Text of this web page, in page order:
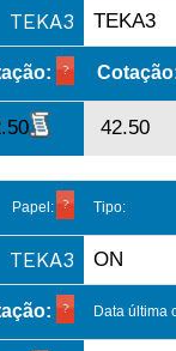
TEKA3 TEKA3
42.50
Papel: Tipo:
TEKA3 ON
Data última